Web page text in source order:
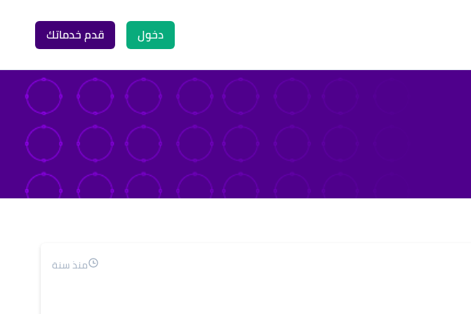
دخول قدم خدماتك
منذ سنة